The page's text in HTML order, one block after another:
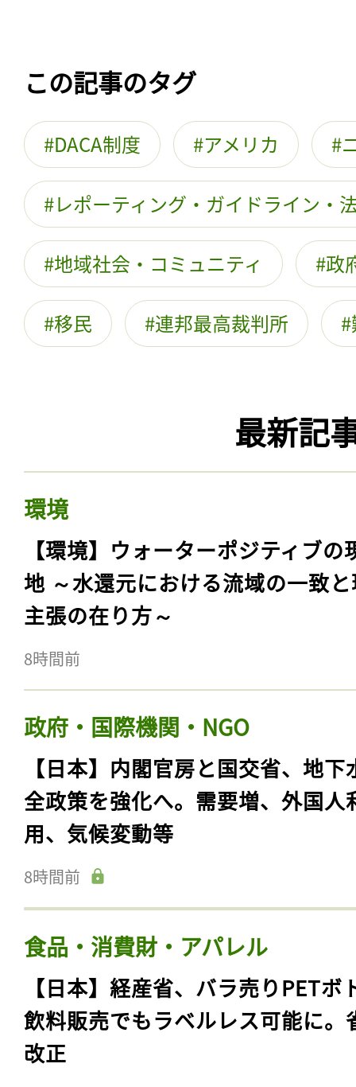
この記事のタグ
DACA制度 アメリカ
レポーティング・ガイドライン・
地域社会・コミュニティ 政
移民 連邦最高裁判所
最新記
環境
【環境】ウォーターポジティブの
地 ～水還元における流域の一致
主張の在り方～
8時間前
政府・国際機関・NGO
【日本】内閣官房と国交省、地下
全政策を強化へ。需要増、外国人
用、気候変動等
8時間前
食品・消費財・アパレル
【日本】経産省、バラ売りPETボ
飲料販売でもラベルレス可能に。
改正